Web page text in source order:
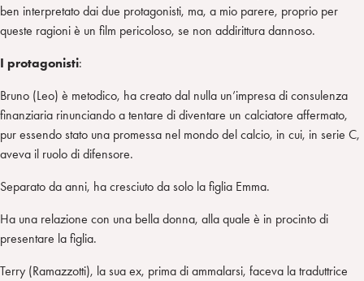
ben interpretato dai due protagonisti, ma, a mio parere, proprio per
queste ragioni è un film pericoloso, se non addirittura dannoso.
I protagonisti:
Bruno (Leo) è metodico, ha creato dal nulla un’impresa di consulenza
finanziaria rinunciando a tentare di diventare un calciatore affermato,
pur essendo stato una promessa nel mondo del calcio, in cui, in serie C,
aveva il ruolo di difensore.
Separato da anni, ha cresciuto da solo la figlia Emma.
Ha una relazione con una bella donna, alla quale è in procinto di
presentare la figlia.
Terry (Ramazzotti), la sua ex, prima di ammalarsi, faceva la traduttrice